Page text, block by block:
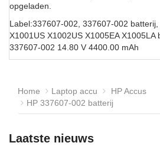
opgeladen.
Label:337607-002, 337607-002
X1001US X1002US X1005EA X1005LA
337607-002 14.80 V 4400.00 mAh
Home Laptop accu
HP Accus
HP 337607-002 batterij
Laatste nieuws